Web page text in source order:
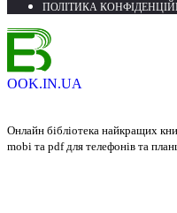
ПОЛІТИКА
OOK.IN.UA
Онлайн бібліотека найкращих
mobi та pdf для телефонів та